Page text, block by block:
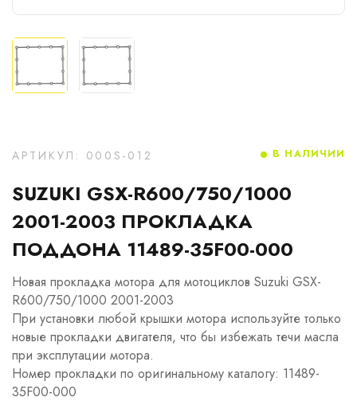
АРТИКУЛ: 000S-012
SUZUKI GSX-R600/750/1000
2001-2003 ПРОКЛАДКА
ПОДДОНА 11489-35F00-000
Новая прокладка мотора для мотоциклов Suzuki GSX-
R600/750/1000 2001-2003
При установки любой крышки мотора используйте только
новые прокладки двигателя, что бы избежать течи масла
при эксплутации мотора.
Номер прокладки по оригинальному каталогу: 11489-
35F00-000
В НАЛИЧИИ